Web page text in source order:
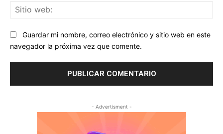
Guardar mi nombre, correo electrónico y sitio web en este
navegador la próxima vez que comente.
- Advertisment -